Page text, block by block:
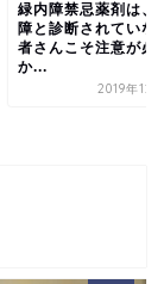
緑内障禁忌薬剤は、
障と診断されていな
者さんこそ注意が必
か...
2019年12